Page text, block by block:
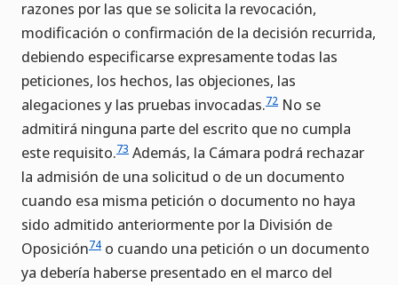
razones por las que se solicita la revocación,
modificación o confirmación de la decisión recurrida,
debiendo especificarse expresamente todas las
peticiones, los hechos, las objeciones, las
alegaciones y las pruebas invocadas.72 No se
admitirá ninguna parte del escrito que no cumpla
este requisito.73 Además, la Cámara podrá rechazar
la admisión de una solicitud o de un documento
cuando esa misma petición o documento no haya
sido admitido anteriormente por la División de
Oposición74 o cuando una petición o un documento
ya debería haberse presentado en el marco del